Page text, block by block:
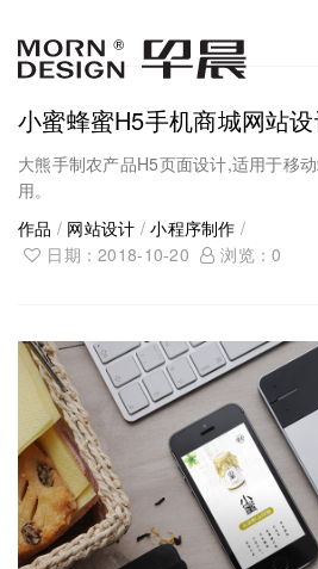
小蜜蜂蜜H5手机商城网站
大熊手制农产品H5页面设计,适用于移
用。
作品 / 网站设计 /小程序制作 /
日期：2018-10-20
浏览：0